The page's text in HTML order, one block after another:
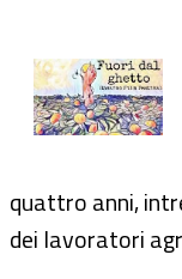
quattro anni,
dei lavoratori